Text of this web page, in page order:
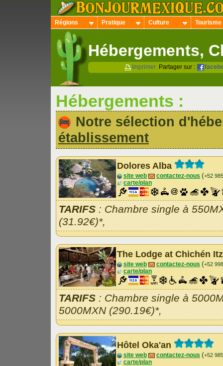
Régions Pratique Culture Tourisme
Hébergements,
Imprimer Partager sur :
Hébergements :
Notre sélection
établissement
Dolores Alba
site web contactez-nous (+52
carte/plan
TARIFS : Chambre single à
(31.92€)*,
The Lodge at Chichén
site web contactez-nous (+52
carte/plan
TARIFS : Chambre single à
5000MXN (290.19€)*,
Hôtel Oka'an
site web contactez-nous (+52
carte/plan